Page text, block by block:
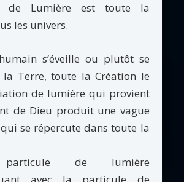
de Lumière est toute la
les univers.
s’éveille ou plutôt se
la Terre, toute la Création le
de lumière qui provient
de Dieu produit une vague
se répercute dans toute la
particule de lumière
avec la particule de